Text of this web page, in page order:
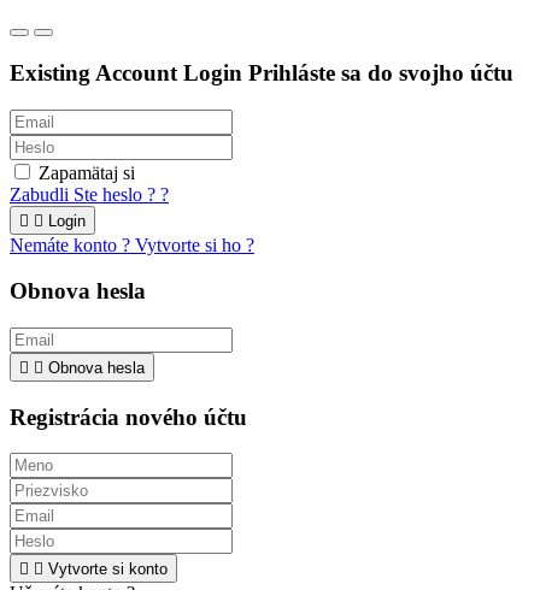
Existing Account Login Prihláste sa do svojho účtu
Zapamätaj si
Zabudli Ste heslo ? ?
  Login
Nemáte konto ? Vytvorte si ho ?
Obnova hesla
  Obnova hesla
Registrácia nového účtu
  Vytvorte si konto